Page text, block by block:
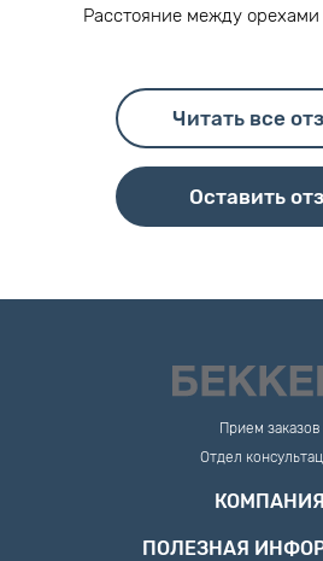
Расстояние между
Читать все
Оставить
Прием заказов
Отдел
КОМПАНИЯ
ПОЛЕЗНАЯ